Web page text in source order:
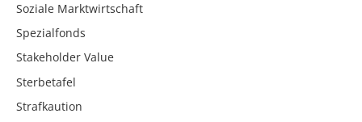
Soziale Marktwirtschaft
Spezialfonds
Stakeholder Value
Sterbetafel
Strafkaution